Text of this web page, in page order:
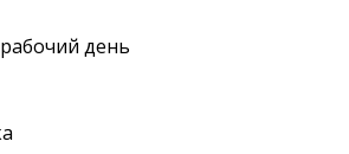
день